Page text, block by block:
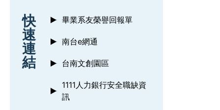
:::
快
速
連
結
畢業系友榮譽回報單
南台e網通
台南文創園區
1111人力銀行安全職缺資
訊